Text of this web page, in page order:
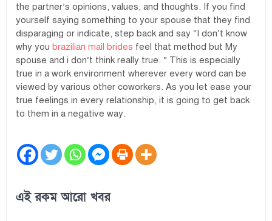
the partner’s opinions, values, and thoughts. If you find
yourself saying something to your spouse that they find
disparaging or indicate, step back and say “I don’t know
why youbrazilian mail brides feel that method but My
spouse and i don’t think really true. ” This is especially
true in a work environment wherever every word can be
viewed by various other coworkers. As you let ease your
true feelings in every relationship, it is going to get back
to them in a negative way.
এই রকম আরো খবর